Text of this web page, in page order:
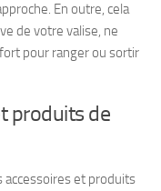
En outre, cela
de votre valise, ne
pour ranger ou sortir
produits de
accessoires et produits